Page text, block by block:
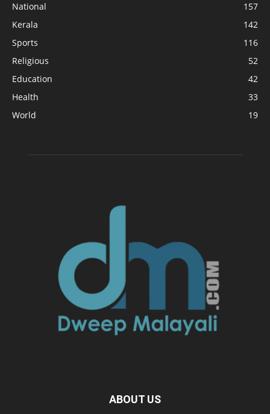
National
157
Kerala
142
Sports
116
Religious
52
Education
42
Health
33
World
19
ABOUT US